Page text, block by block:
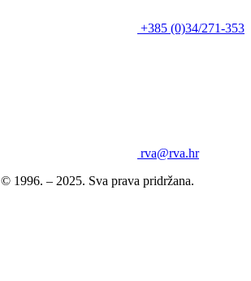
+385 (0)34/271-353
rva@rva.hr
© 1996. – 2025. Sva prava pridržana.